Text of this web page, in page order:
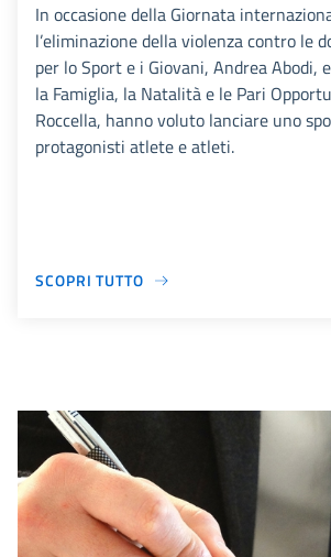
In occasione della Giornata
l’eliminazione della violenza contro le
per lo Sport e i Giovani, Andrea Abodi,
la Famiglia, la Natalità e le Pari
Roccella, hanno voluto lanciare uno
protagonisti atlete e atleti.
SCOPRI TUTTO